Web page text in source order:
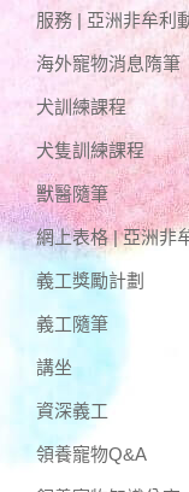
服務 | 亞洲非牟利
海外寵物消息隋筆
犬訓練課程
犬隻訓練課程
獸醫隨筆
網上表格 | 亞洲非
義工獎勵計劃
義工隨筆
講坐
資深義工
領養寵物Q&A